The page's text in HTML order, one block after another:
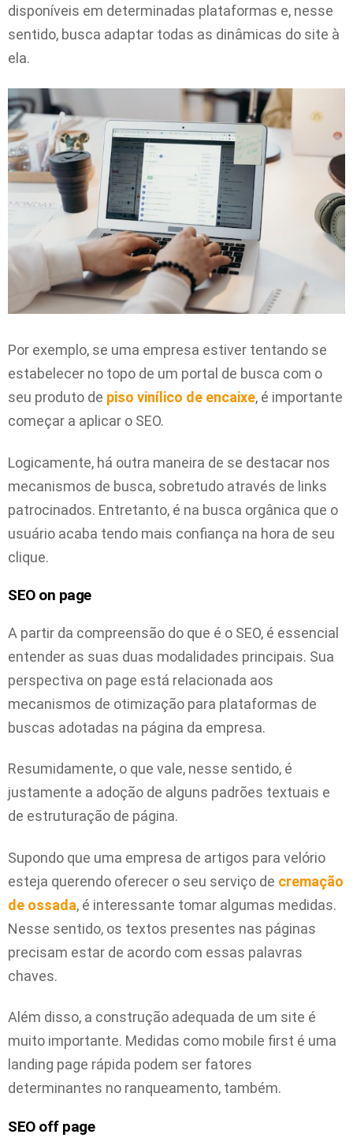
disponíveis em determinadas plataformas e, nesse
sentido, busca adaptar todas as dinâmicas do site à
ela.
Por exemplo, se uma empresa estiver tentando se
estabelecer no topo de um portal de busca com o
seu produto de piso vinílico de encaixe, é importante
começar a aplicar o SEO.
Logicamente, há outra maneira de se destacar nos
mecanismos de busca, sobretudo através de links
patrocinados. Entretanto, é na busca orgânica que o
usuário acaba tendo mais confiança na hora de seu
clique.
SEO on page
A partir da compreensão do que é o SEO, é essencial
entender as suas duas modalidades principais. Sua
perspectiva on page está relacionada aos
mecanismos de otimização para plataformas de
buscas adotadas na página da empresa.
Resumidamente, o que vale, nesse sentido, é
justamente a adoção de alguns padrões textuais e
de estruturação de página.
Supondo que uma empresa de artigos para velório
esteja querendo oferecer o seu serviço de cremação
de ossada, é interessante tomar algumas medidas.
Nesse sentido, os textos presentes nas páginas
precisam estar de acordo com essas palavras
chaves.
Além disso, a construção adequada de um site é
muito importante. Medidas como mobile first é uma
landing page rápida podem ser fatores
determinantes no ranqueamento, também.
SEO off page